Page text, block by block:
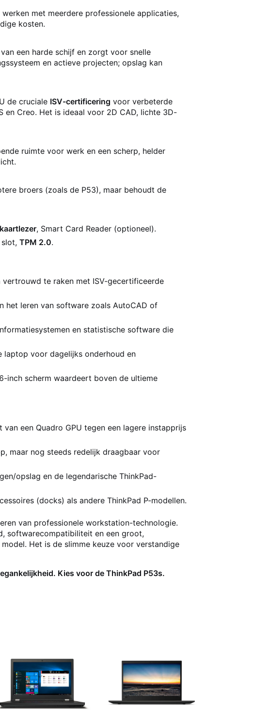
met meerdere professionele applicaties,
kosten.
een harde schijf en zorgt voor snelle
en actieve projecten; opslag kan
de cruciale ISV-certificering voor verbeterde
en Creo. Het is ideaal voor 2D CAD, lichte 3D-
ruimte voor werk en een scherp, helder
broers (zoals de P53), maar behoudt de
, Smart Card Reader (optioneel).
slot, TPM 2.0.
vertrouwd te raken met ISV-gecertificeerde
het leren van software zoals AutoCAD of
en statistische software die
laptop voor dagelijks onderhoud en
inch scherm waardeert boven de ultieme
een Quadro GPU tegen een lagere instapprijs
maar nog steeds redelijk draagbaar voor
opslag en de legendarische ThinkPad-
(docks) als andere ThinkPad P-modellen.
van professionele workstation-technologie.
softwarecompatibiliteit en een groot,
Het is de slimme keuze voor verstandige
Kies voor de ThinkPad P53s.